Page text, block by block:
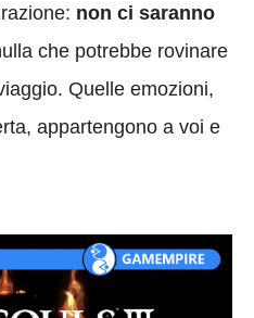
non ci saranno
che potrebbe rovinare
Quelle emozioni,
appartengono a voi e